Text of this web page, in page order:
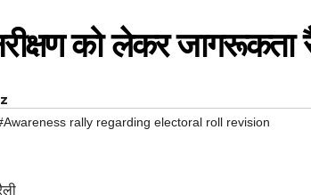
को लेकर जागरूकता
rally regarding electoral roll revision